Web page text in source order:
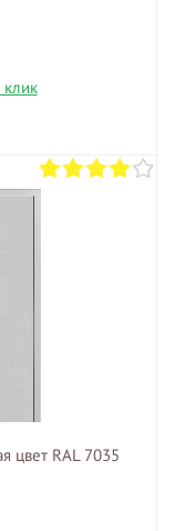
клик
цвет RAL 7035